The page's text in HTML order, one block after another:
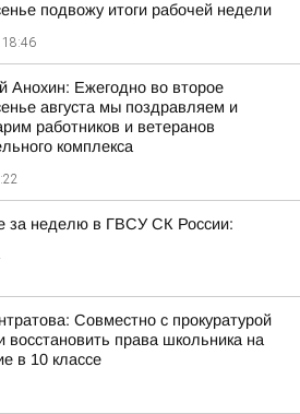
подвожу итоги рабочей недели
18:46
Анохин: Ежегодно во второе
августа мы поздравляем и
работников и ветеранов
комплекса
за неделю в ГВСУ СК России:
Совместно с прокуратурой
восстановить права школьника на
в 10 классе